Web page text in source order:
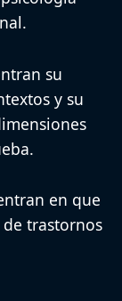
su
y su
en que
trastornos